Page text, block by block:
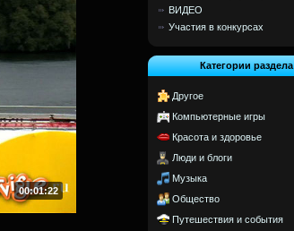
00:01:22
ВИДЕО
Участия в конкурсах
Категории раздела
Другое
Компьютерные игры
Красота и здоровье
Люди и блоги
Музыка
Общество
Путешествия и события